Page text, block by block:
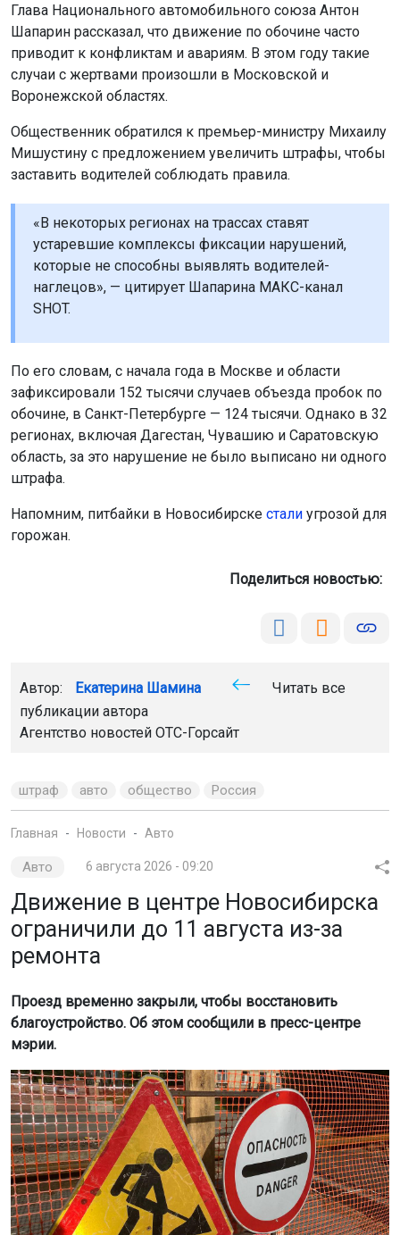
Глава Национального автомобильного союза Антон
Шапарин рассказал, что движение по обочине часто
приводит к конфликтам и авариям. В этом году такие
случаи с жертвами произошли в Московской и
Воронежской областях.
Общественник обратился к премьер-министру Михаилу
Мишустину с предложением увеличить штрафы, чтобы
заставить водителей соблюдать правила.
«В некоторых регионах на трассах ставят
устаревшие комплексы фиксации нарушений,
которые не способны выявлять водителей-
наглецов», — цитирует Шапарина МАКС-канал
SHOT.
По его словам, с начала года в Москве и области
зафиксировали 152 тысячи случаев объезда пробок по
обочине, в Санкт-Петербурге — 124 тысячи. Однако в 32
регионах, включая Дагестан, Чувашию и Саратовскую
область, за это нарушение не было выписано ни одного
штрафа.
Напомним, питбайки в Новосибирске стали угрозой для
горожан.
Поделиться новостью:
Автор: Екатерина Шамина
Читать все
публикации автора
Агентство новостей ОТС-Горсайт
штраф авто общество Россия
Главная Новости Авто
Авто 6 августа 2026 - 09:20
Движение в центре Новосибирска
ограничили до 11 августа из-за
ремонта
Проезд временно закрыли, чтобы восстановить
благоустройство. Об этом сообщили в пресс-центре
мэрии.